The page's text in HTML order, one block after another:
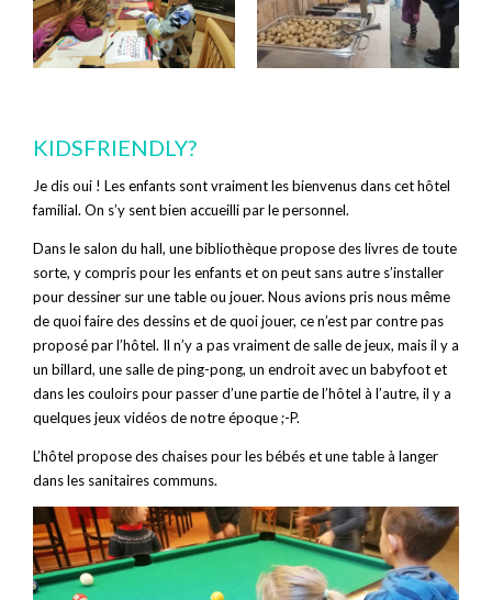
KIDSFRIENDLY?
Je dis oui ! Les enfants sont vraiment les bienvenus dans cet hôtel
familial. On s’y sent bien accueilli par le personnel.
Dans le salon du hall, une bibliothèque propose des livres de toute
sorte, y compris pour les enfants et on peut sans autre s’installer
pour dessiner sur une table ou jouer. Nous avions pris nous même
de quoi faire des dessins et de quoi jouer, ce n’est par contre pas
proposé par l’hôtel. Il n’y a pas vraiment de salle de jeux, mais il y a
un billard, une salle de ping-pong, un endroit avec un babyfoot et
dans les couloirs pour passer d’une partie de l’hôtel à l’autre, il y a
quelques jeux vidéos de notre époque ;-P.
L’hôtel propose des chaises pour les bébés et une table à langer
dans les sanitaires communs.